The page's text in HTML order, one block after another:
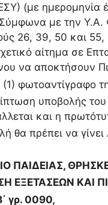
(με ημερομηνία
με την Υ.Α.
26, 39, 50 και
αίτημα σε
να αποκτήσουν
της
υποβολής του
και η
θα πρέπει να
ΠΑΙΔΕΙΑΣ,
ΕΞΕΤΑΣΕΩΝ ΚΑΙ
γρ. 0090,